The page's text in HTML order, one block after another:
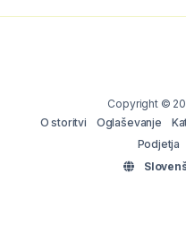
Copyright ©
O storitvi
Oglaševanje
Podjetja